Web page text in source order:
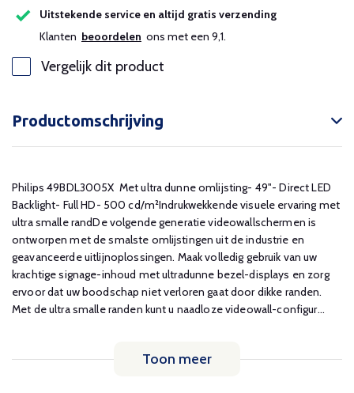
Uitstekende service en altijd gratis verzending
Klanten beoordelen ons met een 9,1.
Vergelijk dit product
Productomschrijving
Philips 49BDL3005X Met ultra dunne omlijsting- 49"- Direct LED
Backlight- Full HD- 500 cd/m²Indrukwekkende visuele ervaring met
ultra smalle randDe volgende generatie videowallschermen is
ontworpen met de smalste omlijstingen uit de industrie en
geavanceerde uitlijnoplossingen. Maak volledig gebruik van uw
krachtige signage-inhoud met ultradunne bezel-displays en zorg
ervoor dat uw boodschap niet verloren gaat door dikke randen.
Met de ultra smalle randen kunt u naadloze videowall-configur...
Toon meer